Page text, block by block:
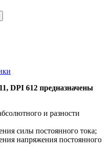
DPI 612 предназначены
и разности
силы постоянного тока;
напряжения постоянного